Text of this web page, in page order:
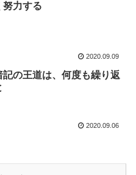
努力する
2020.09.09
記の王道は、何度も繰り返
2020.09.06